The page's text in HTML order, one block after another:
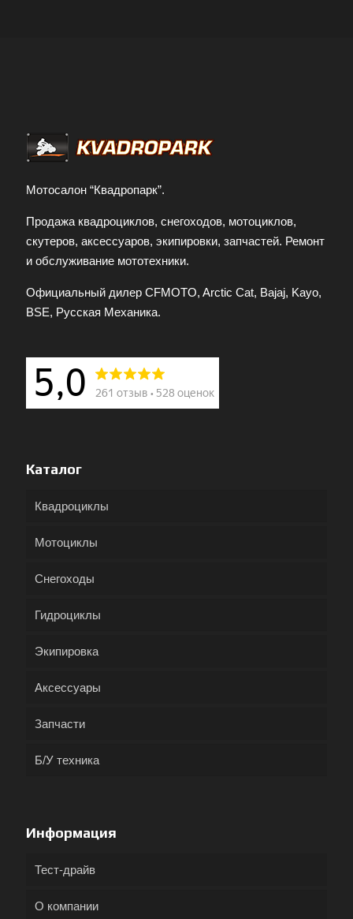
Мотосалон “Квадропарк”.
Продажа квадроциклов, снегоходов, мотоциклов,
скутеров, аксессуаров, экипировки, запчастей. Ремонт
и обслуживание мототехники.
Официальный дилер CFMOTO, Arctic Cat, Bajaj, Kayo,
BSE, Русская Механика.
Каталог
Квадроциклы
Мотоциклы
Снегоходы
Гидроциклы
Экипировка
Аксессуары
Запчасти
Б/У техника
Информация
Тест-драйв
О компании